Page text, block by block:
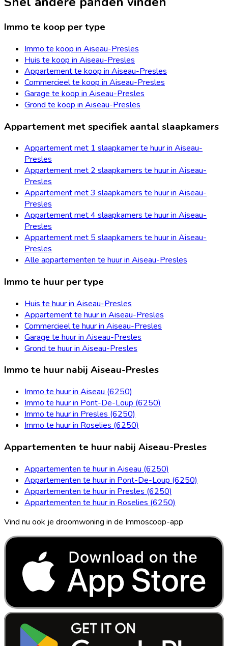
Immo te koop per type
Immo te koop in Aiseau-Presles
Huis te koop in Aiseau-Presles
Appartement te koop in Aiseau-Presles
Commercieel te koop in Aiseau-Presles
Garage te koop in Aiseau-Presles
Grond te koop in Aiseau-Presles
Appartement met specifiek aantal slaapkamers
Appartement met 1 slaapkamer te huur in Aiseau-
Presles
Appartement met 2 slaapkamers te huur in Aiseau-
Presles
Appartement met 3 slaapkamers te huur in Aiseau-
Presles
Appartement met 4 slaapkamers te huur in Aiseau-
Presles
Appartement met 5 slaapkamers te huur in Aiseau-
Presles
Alle appartementen te huur in Aiseau-Presles
Immo te huur per type
Huis te huur in Aiseau-Presles
Appartement te huur in Aiseau-Presles
Commercieel te huur in Aiseau-Presles
Garage te huur in Aiseau-Presles
Grond te huur in Aiseau-Presles
Immo te huur nabij Aiseau-Presles
Immo te huur in Aiseau (6250)
Immo te huur in Pont-De-Loup (6250)
Immo te huur in Presles (6250)
Immo te huur in Roselies (6250)
Appartementen te huur nabij Aiseau-Presles
Appartementen te huur in Aiseau (6250)
Appartementen te huur in Pont-De-Loup (6250)
Appartementen te huur in Presles (6250)
Appartementen te huur in Roselies (6250)
Vind nu ook je droomwoning in de Immoscoop-app